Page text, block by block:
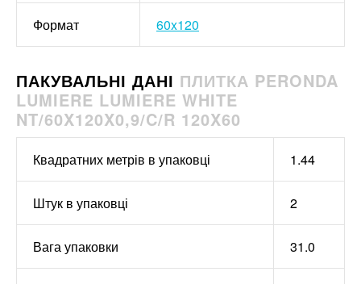
Формат 60x120
ПАКУВАЛЬНІ ДАНІ ПЛИТКА PERONDA
LUMIERE LUMIERE WHITE
NT/60X120X0,9/C/R 120X60
Квадратних метрів в упаковці 1.44
Штук в упаковці 2
Вага упаковки 31.0